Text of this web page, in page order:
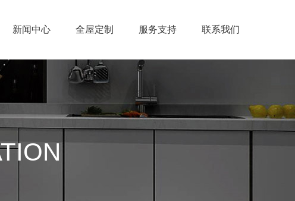
新闻中心 全屋定制 服务支持 联系我们